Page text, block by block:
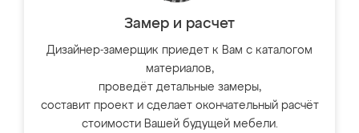
Замер и расчет
Дизайнер-замерщик приедет к Вам с каталогом
материалов,
проведёт детальные замеры,
составит проект и сделает окончательный расчёт
стоимости Вашей будущей мебели.